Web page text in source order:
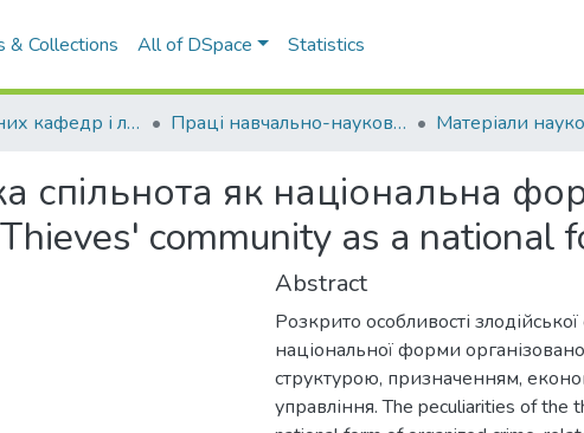
& Collections All of DSpace Statistics
Праці вчених кафедр і лабораторій Праці навчально-наукового інституту №1
спільнота як національна
Thieves' community as a
Abstract
Розкрито особливості
національної форми організованої
структурою, призначенням,
управління. The peculiarities of the